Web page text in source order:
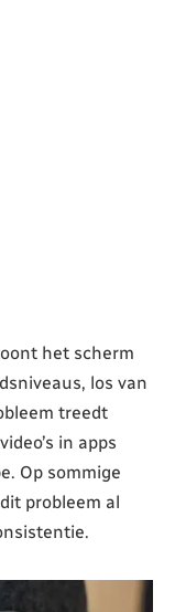
het scherm
los van
treedt
in apps
Op sommige
probleem al